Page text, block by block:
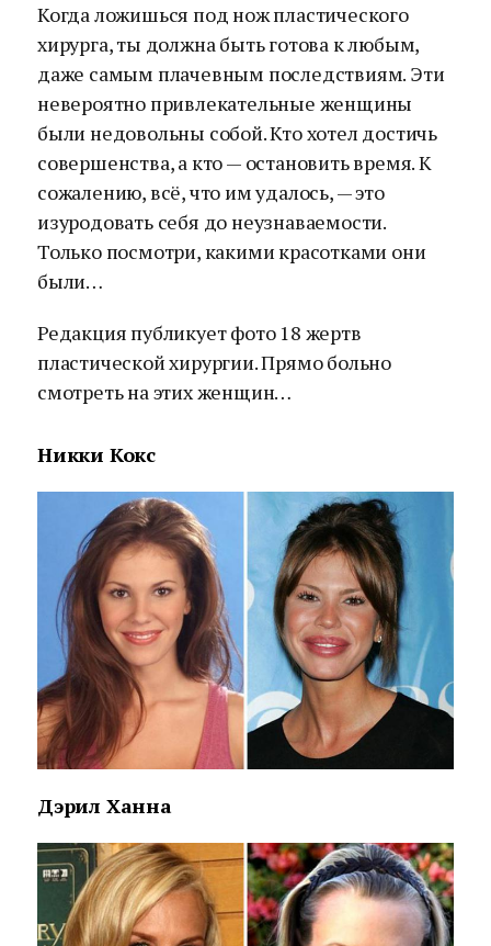
Когда ложишься под нож пластического
хирурга, ты должна быть готова к любым,
даже самым плачевным последствиям. Эти
невероятно привлекательные женщины
были недовольны собой. Кто хотел достичь
совершенства, а кто — остановить время. К
сожалению, всё, что им удалось, — это
изуродовать себя до неузнаваемости.
Только посмотри, какими красотками они
были…
Редакция публикует фото 18 жертв
пластической хирургии. Прямо больно
смотреть на этих женщин…
Никки Кокс
Дэрил Ханна